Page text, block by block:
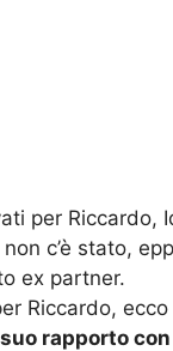
per Riccardo,
c’è stato,
ex partner.
Riccardo, ecco
rapporto